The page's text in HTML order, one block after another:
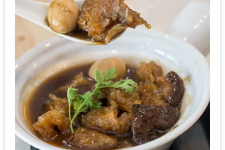
ทั่ว
เชียงใหม่
งบ
ไม่
บาน
ปลาย
อิ่ม
ชิ
ลล์
ไม่
เกิน